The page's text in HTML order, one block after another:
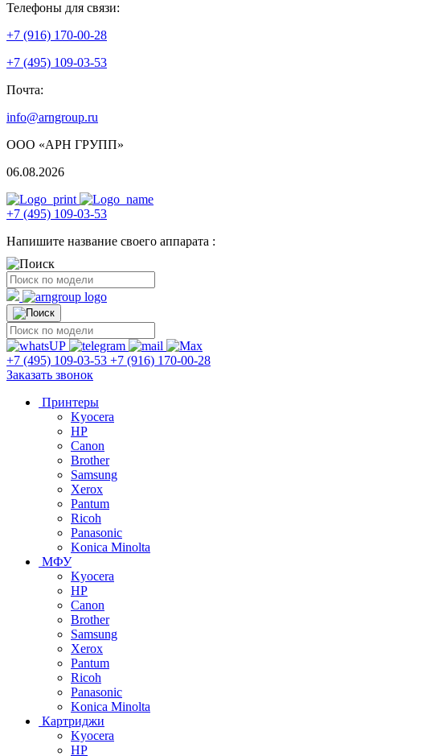
Телефоны для связи:
+7 (916) 170-00-28
+7 (495) 109-03-53
Почта:
info@arngroup.ru
ООО «АРН ГРУПП»
06.08.2026
+7 (495) 109-03-53
Напишите название своего аппарата :
+7 (495) 109-03-53 +7 (916) 170-00-28
Заказать звонок
Принтеры
Kyocera
HP
Canon
Brother
Samsung
Xerox
Pantum
Ricoh
Panasonic
Konica Minolta
МФУ
Kyocera
HP
Canon
Brother
Samsung
Xerox
Pantum
Ricoh
Panasonic
Konica Minolta
Картриджи
Kyocera
HP